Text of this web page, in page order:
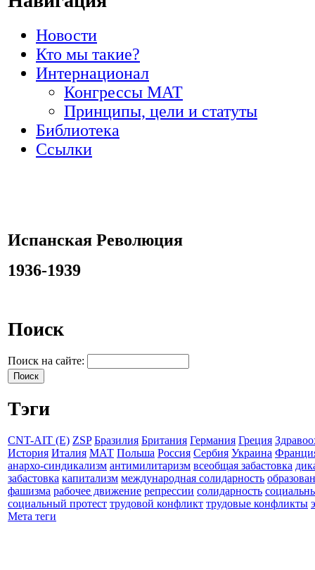
Новости
Кто мы такие?
Интернационал
Конгрессы МАТ
Принципы, цели и статуты
Библиотека
Ссылки
Испанская Революция
1936-1939
Поиск
Поиск на сайте:
Тэги
CNT-AIT (E) ZSP Бразилия Британия Германия Греция
История Италия МАТ Польша Россия Сербия Украина
анархо-синдикализм антимилитаризм всеобщая забастовка
забастовка капитализм международная солидарность
фашизма рабочее движение репрессии солидарность
социальный протест трудовой конфликт трудовые конфликты
Мета теги